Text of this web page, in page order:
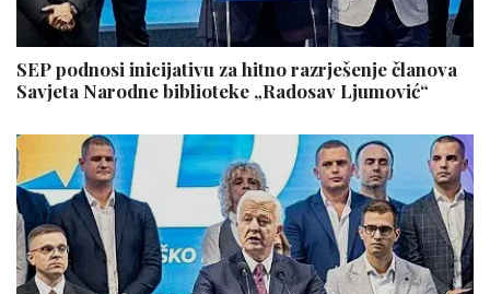
SEP podnosi inicijativu za hitno razrješenje članova
Savjeta Narodne biblioteke „Radosav Ljumović“